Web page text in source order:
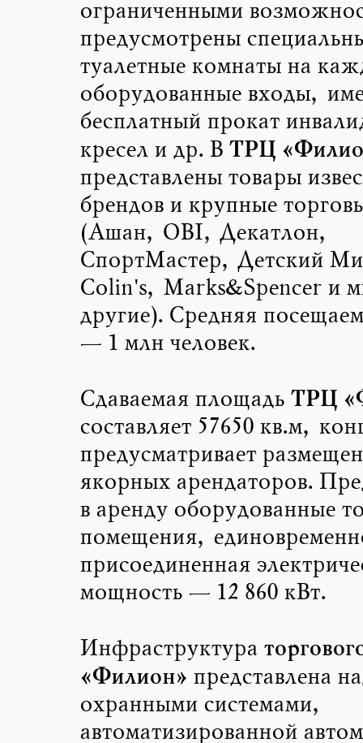
ограниченными
предусмотрены
туалетные комнаты на
оборудованные входы,
бесплатный прокат
кресел и др. В ТРЦ
представлены товары
брендов и крупные
(Ашан, OBI, Декатлон,
СпортМастер, Детский
Colin's, Marks&Spencer и
другие). Средняя
— 1 млн человек.
Сдаваемая площадь ТРЦ
составляет 57650 кв.м,
предусматривает
якорных арендаторов.
в аренду оборудованные
помещения,
присоединенная
мощность — 12 860 кВт.
Инфраструктура
«Филион» представлена
охранными системами,
автоматизированной